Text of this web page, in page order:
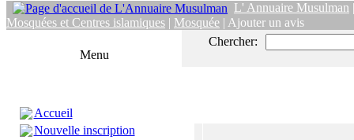
L' Annuaire Musulman
Mosquées et Centres islamiques | Mosquée | Ajouter un avis
Menu
Accueil
Nouvelle inscription
Chercher: